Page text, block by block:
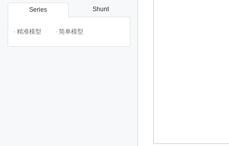
Series Shunt
· 精准模型 · 简单模型